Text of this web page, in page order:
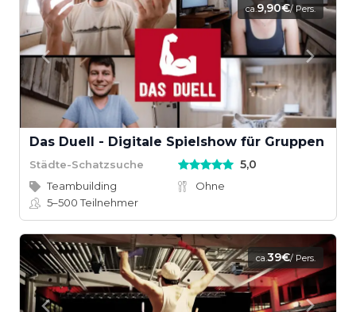
ca.9,90€/ Pers.
Das Duell - Digitale Spielshow für Gruppen
Städte-Schatzsuche 5,0
Teambuilding
Ohne
5–500Teilnehmer
ca.39€/ Pers.